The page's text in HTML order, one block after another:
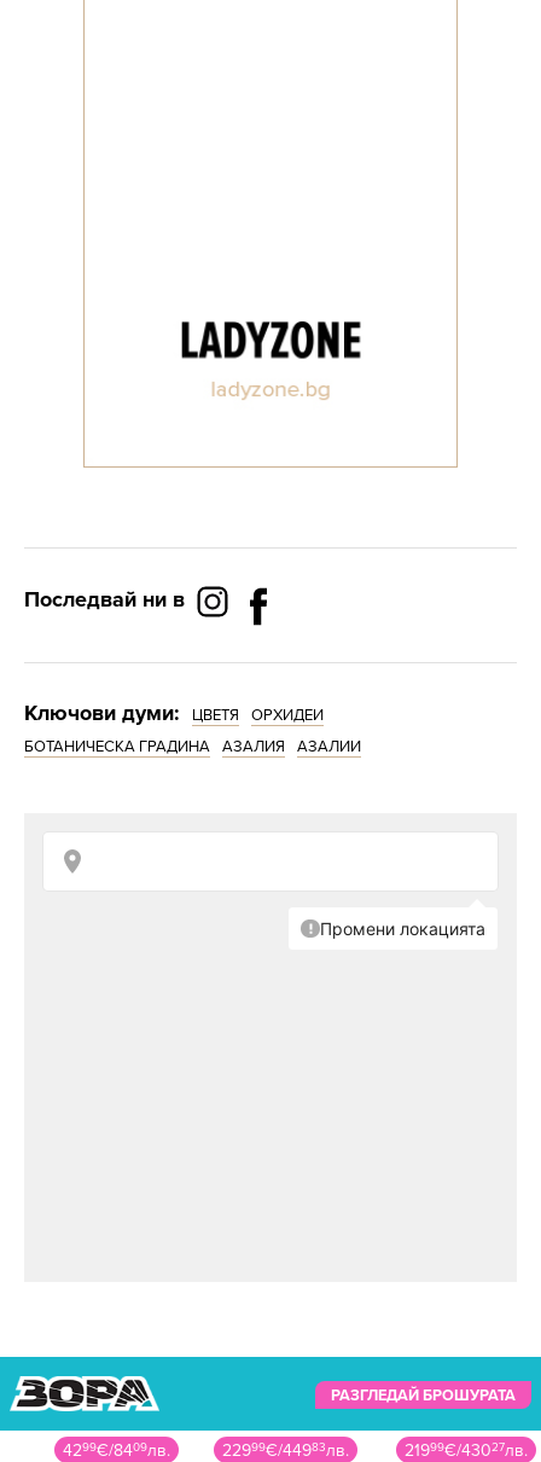
Последвай ни в
Ключови думи: ЦВЕТЯ
ОРХИДЕИ
БОТАНИЧЕСКА ГРАДИНА
АЗАЛИЯ АЗАЛИИ
РАЗГЛЕДАЙ БРОШУРАТА
4299€/8409лв. 22999€/44983лв. 21999€/43027лв.